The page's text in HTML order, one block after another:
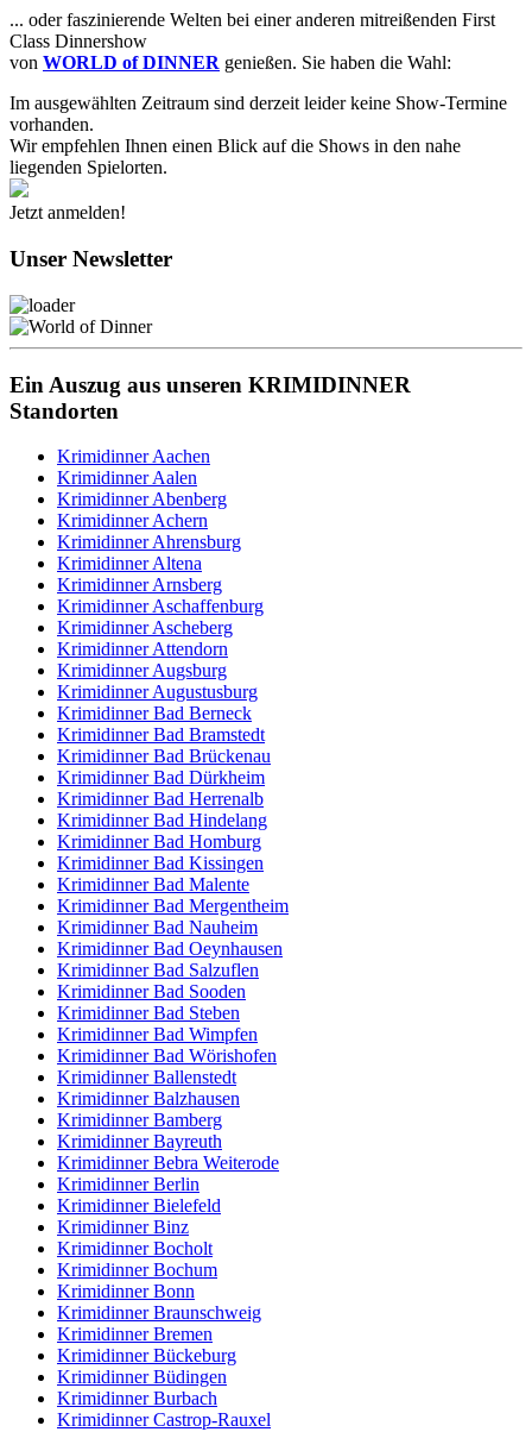
... oder faszinierende Welten bei einer anderen mitreißenden First
Class Dinnershow
von WORLD of DINNER genießen. Sie haben die Wahl:
Im ausgewählten Zeitraum sind derzeit leider keine Show-Termine
vorhanden.
Wir empfehlen Ihnen einen Blick auf die Shows in den nahe
liegenden Spielorten.
Jetzt anmelden!
Unser Newsletter
Ein Auszug aus unseren KRIMIDINNER
Standorten
Krimidinner Aachen
Krimidinner Aalen
Krimidinner Abenberg
Krimidinner Achern
Krimidinner Ahrensburg
Krimidinner Altena
Krimidinner Arnsberg
Krimidinner Aschaffenburg
Krimidinner Ascheberg
Krimidinner Attendorn
Krimidinner Augsburg
Krimidinner Augustusburg
Krimidinner Bad Berneck
Krimidinner Bad Bramstedt
Krimidinner Bad Brückenau
Krimidinner Bad Dürkheim
Krimidinner Bad Herrenalb
Krimidinner Bad Hindelang
Krimidinner Bad Homburg
Krimidinner Bad Kissingen
Krimidinner Bad Malente
Krimidinner Bad Mergentheim
Krimidinner Bad Nauheim
Krimidinner Bad Oeynhausen
Krimidinner Bad Salzuflen
Krimidinner Bad Sooden
Krimidinner Bad Steben
Krimidinner Bad Wimpfen
Krimidinner Bad Wörishofen
Krimidinner Ballenstedt
Krimidinner Balzhausen
Krimidinner Bamberg
Krimidinner Bayreuth
Krimidinner Bebra Weiterode
Krimidinner Berlin
Krimidinner Bielefeld
Krimidinner Binz
Krimidinner Bocholt
Krimidinner Bochum
Krimidinner Bonn
Krimidinner Braunschweig
Krimidinner Bremen
Krimidinner Bückeburg
Krimidinner Büdingen
Krimidinner Burbach
Krimidinner Castrop-Rauxel